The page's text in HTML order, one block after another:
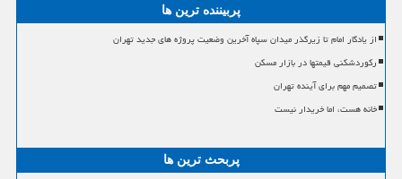
پربیننده ترین ها
از یادگار امام تا زیرگذر میدان سپاه آخرین وضعیت پروژه های جدید تهران
رکوردشکنی قیمتها در بازار مسکن
تصمیم مهم برای آینده تهران
خانه هست، اما خریدار نیست
پربحث ترین ها